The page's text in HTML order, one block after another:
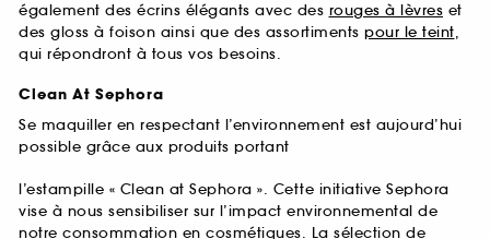
également des écrins élégants avec des rouges à lèvres et
des gloss à foison ainsi que des assortiments pour le teint,
qui répondront à tous vos besoins.
Clean At Sephora
Se maquiller en respectant l’environnement est aujourd’hui
possible grâce aux produits portant
l’estampille « Clean at Sephora ». Cette initiative Sephora
vise à nous sensibiliser sur l’impact environnemental de
notre consommation en cosmétiques. La sélection de